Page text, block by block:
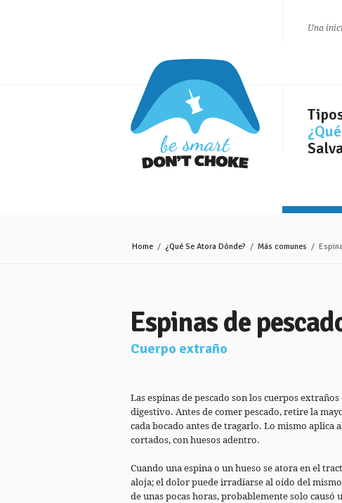
Una
Home / ¿Qué Se Atora Dónde? / Más comunes /
Espinas de
Cuerpo extraño
Las espinas de pescado son los cuerpos
digestivo. Antes de comer pescado, retire la
cada bocado antes de tragarlo. Lo mismo aplica
cortados, con huesos adentro.
Cuando una espina o un hueso se atora en el
aloja; el dolor puede irradiarse al oído del
de unas pocas horas, probablemente solo